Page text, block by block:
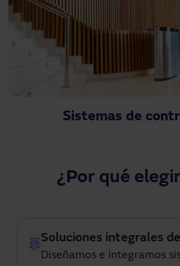
Sistemas de
¿Por qué
Soluciones integrales
Diseñamos e integramos